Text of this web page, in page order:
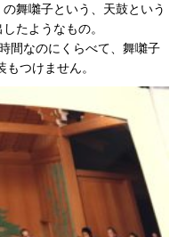
舞囃子という、天鼓という
たようなもの。
間なのにくらべて、舞囃子
つけません。